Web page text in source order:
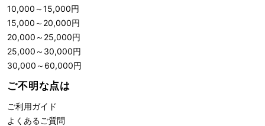
10,000 ～15,000円
15,000 ～ 20,000円
20,000 ～ 25,000円
25,000 ～ 30,000円
30,000 ～ 60,000円
ご不明な点は
ご利用ガイド
よくあるご質問